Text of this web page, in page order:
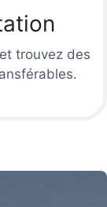
trouvez des